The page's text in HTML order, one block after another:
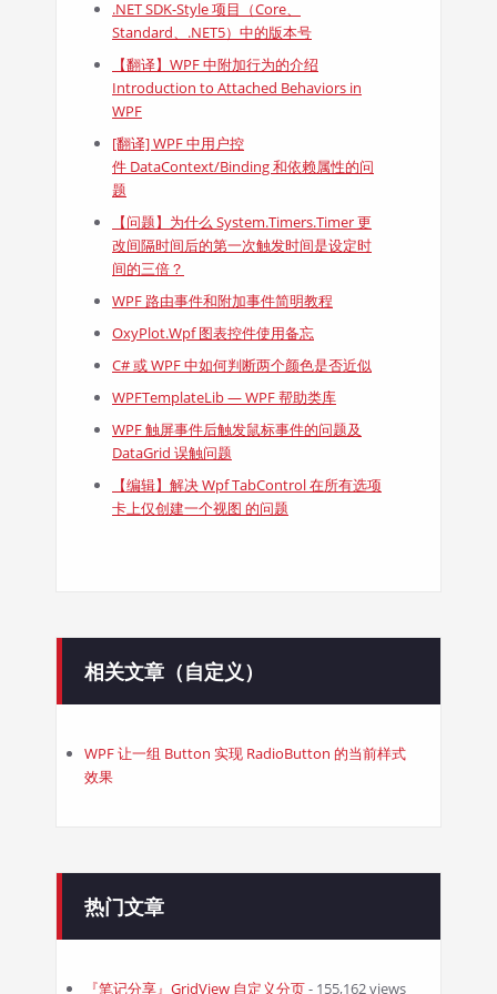
.NET SDK-Style 项目（Core、
Standard、.NET5）中的版本号
【翻译】WPF 中附加行为的介绍
Introduction to Attached Behaviors in
WPF
[翻译] WPF 中用户控
件 DataContext/Binding 和依赖属性的问
题
【问题】为什么 System.Timers.Timer 更
改间隔时间后的第一次触发时间是设定时
间的三倍？
WPF 路由事件和附加事件简明教程
OxyPlot.Wpf 图表控件使用备忘
C# 或 WPF 中如何判断两个颜色是否近似
WPFTemplateLib — WPF 帮助类库
WPF 触屏事件后触发鼠标事件的问题及
DataGrid 误触问题
【编辑】解决 Wpf TabControl 在所有选项
卡上仅创建一个视图 的问题
相关文章（自定义）
WPF 让一组 Button 实现 RadioButton 的当前样式
效果
热门文章
『笔记分享』GridView 自定义分页- 155,162 views